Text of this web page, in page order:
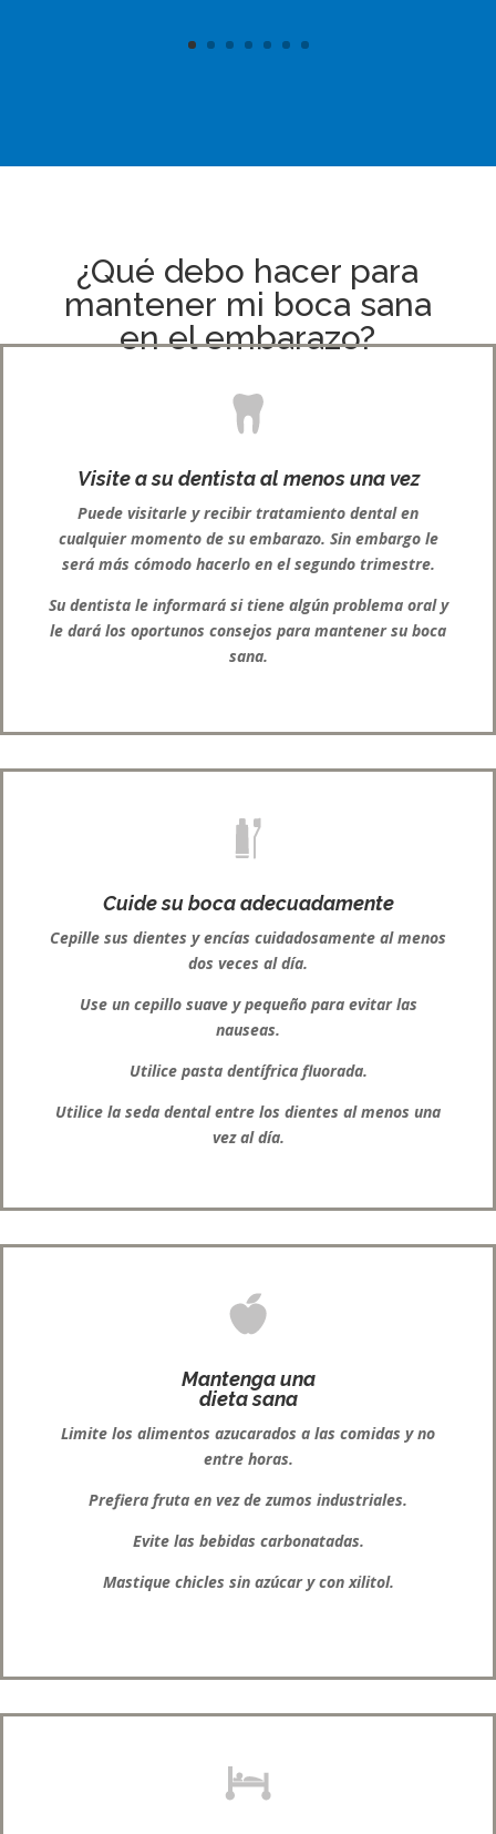
¿Qué debo hacer para
mantener mi boca sana
en el embarazo?
Visite a su dentista al menos una vez
Puede visitarle y recibir tratamiento dental en
cualquier momento de su embarazo. Sin embargo le
será más cómodo hacerlo en el segundo trimestre.
Su dentista le informará si tiene algún problema oral y
le dará los oportunos consejos para mantener su boca
sana.
Cuide su boca adecuadamente
Cepille sus dientes y encías cuidadosamente al menos
dos veces al día.
Use un cepillo suave y pequeño para evitar las
nauseas.
Utilice pasta dentífrica fluorada.
Utilice la seda dental entre los dientes al menos una
vez al día.
Mantenga una
dieta sana
Limite los alimentos azucarados a las comidas y no
entre horas.
Prefiera fruta en vez de zumos industriales.
Evite las bebidas carbonatadas.
Mastique chicles sin azúcar y con xilitol.